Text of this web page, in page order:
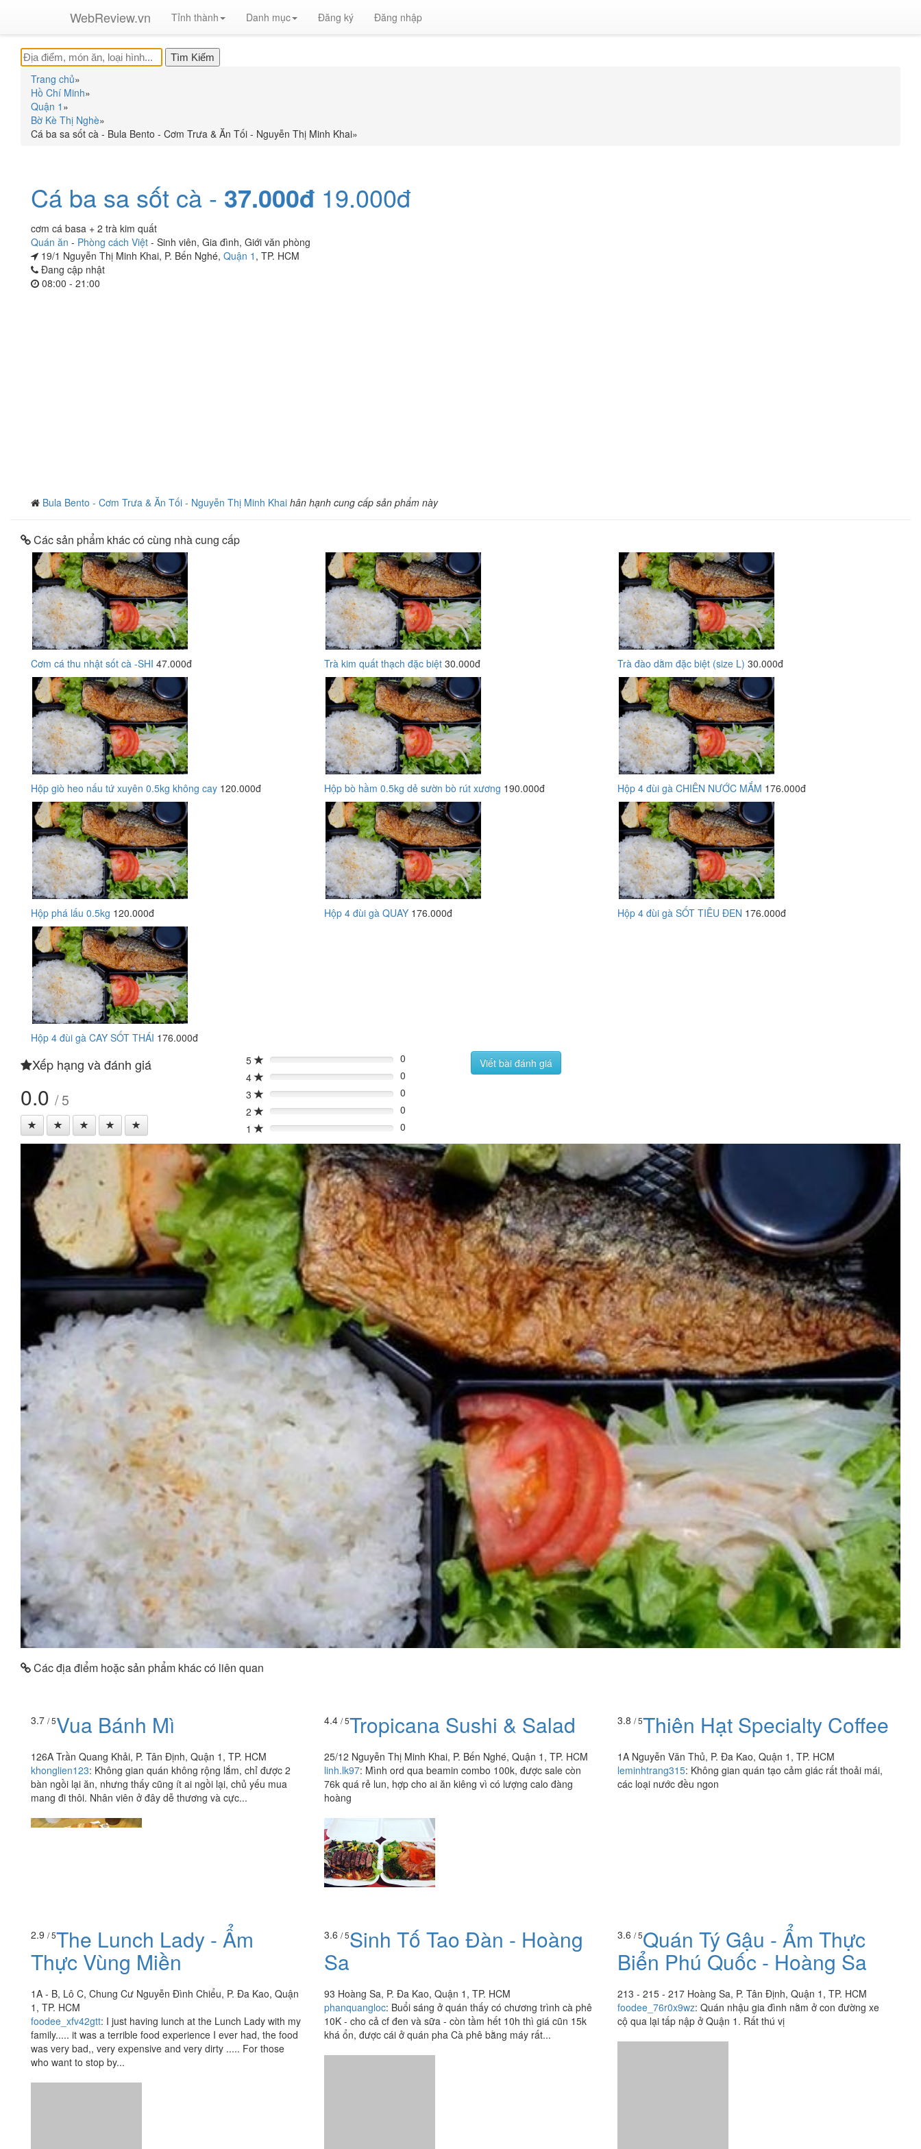
WebReview.vn Tỉnh thành Danh mục Đăng ký Đăng nhập
Trang chủ»
Hồ Chí Minh»
Quận 1 »
Bờ Kè Thị Nghè»
Cá ba sa sốt cà - Bula Bento - Cơm Trưa & Ăn Tối - Nguyễn Thị Minh Khai»
Cá ba sa sốt cà - 37.000đ 19.000đ
cơm cá basa + 2 trà kim quất
Quán ăn - Phòng cách Việt - Sinh viên, Gia đình, Giới văn phòng
19/1 Nguyễn Thị Minh Khai, P. Bến Nghé, Quận 1 , TP. HCM
Đang cập nhật
08:00 - 21:00
Bula Bento - Cơm Trưa & Ăn Tối - Nguyễn Thị Minh Khai hân hạnh cung cấp sản phẩm này
Các sản phẩm khác có cùng nhà cung cấp
Cơm cá thu nhật sốt cà -SHI 47.000đ Trà kim quất thạch đặc biệt 30.000đ Trà đào dằm đặc biệt (size L) 30.000đ
Hộp giò heo nấu tứ xuyên 0.5kg không cay 120.000đ Hộp bò hầm 0.5kg dẻ sườn bò rút xương 190.000đ Hộp 4 đùi gà CHIÊN NƯỚC MẮM 176.000đ
Hộp phá lấu 0.5kg 120.000đ Hộp 4 đùi gà QUAY 176.000đ Hộp 4 đùi gà SỐT TIÊU ĐEN 176.000đ
Hộp 4 đùi gà CAY SỐT THÁI 176.000đ
Xếp hạng và đánh giá
0.0 / 5
5 0%
0
4
0%
0
3
0%
0
2
0%
0
1
0% 0
Viết bài đánh giá
Các địa điểm hoặc sản phẩm khác có liên quan
3.7 / 5Vua Bánh Mì
126A Trần Quang Khải, P. Tân Định, Quận 1, TP. HCM
khonglien123: Không gian quán không rộng lắm, chỉ được 2
bàn ngồi lại ăn, nhưng thấy cũng ít ai ngồi lại, chủ yếu mua
mang đi thôi. Nhân viên ở đây dễ thương và cực...
4.4 / 5Tropicana Sushi & Salad
25/12 Nguyễn Thị Minh Khai, P. Bến Nghé, Quận 1, TP. HCM
linh.lk97: Mình ord qua beamin combo 100k, được sale còn
76k quá rẻ lun, hợp cho ai ăn kiêng vì có lượng calo đàng
hoàng
3.8 / 5Thiên Hạt Specialty Coffee
1A Nguyễn Văn Thủ, P. Đa Kao, Quận 1, TP. HCM
leminhtrang315: Không gian quán tạo cảm giác rất thoải mái,
các loại nước đều ngon
2.9 / 5The Lunch Lady - Ẩm
Thực Vùng Miền
1A - B, Lô C, Chung Cư Nguyễn Đình Chiểu, P. Đa Kao, Quận
1, TP. HCM
foodee_xfv42gtt: I just having lunch at the Lunch Lady with my
family..... it was a terrible food experience I ever had, the food
was very bad,, very expensive and very dirty ..... For those
who want to stop by...
3.6 / 5Sinh Tố Tao Đàn - Hoàng
Sa
93 Hoàng Sa, P. Đa Kao, Quận 1, TP. HCM
phanquangloc: Buổi sáng ở quán thấy có chương trình cà phê
10K - cho cả cf đen và sữa - còn tầm hết 10h thì giá cũn 15k
khá ổn, được cái ở quán pha Cà phê bằng máy rất...
3.6 / 5Quán Tý Gậu - Ẩm Thực
Biển Phú Quốc - Hoàng Sa
213 - 215 - 217 Hoàng Sa, P. Tân Định, Quận 1, TP. HCM
foodee_76r0x9wz: Quán nhậu gia đình nằm ở con đường xe
cộ qua lại tấp nập ở Quận 1. Rất thú vị